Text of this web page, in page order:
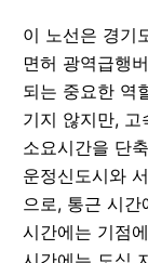
이 노선은 경기
면허 광역급행
되는 중요한 역
기지 않지만,
소요시간을 단
운정신도시와
으로, 통근 시
시간에는 기점